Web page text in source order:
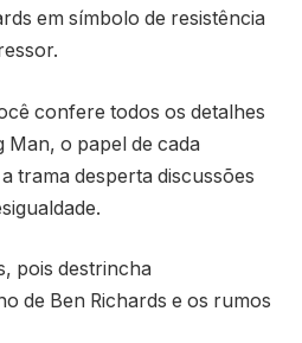
em símbolo de resistência
confere todos os detalhes
Man, o papel de cada
trama desperta discussões
pois destrincha
de Ben Richards e os rumos